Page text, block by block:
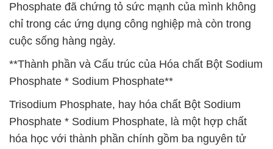
Phosphate đã chứng tỏ sức mạnh của mình không
chỉ trong các ứng dụng công nghiệp mà còn trong
cuộc sống hàng ngày.
**Thành phần và Cấu trúc của Hóa chất Bột Sodium
Phosphate * Sodium Phosphate**
Trisodium Phosphate, hay hóa chất Bột Sodium
Phosphate * Sodium Phosphate, là một hợp chất
hóa học với thành phần chính gồm ba nguyên tử